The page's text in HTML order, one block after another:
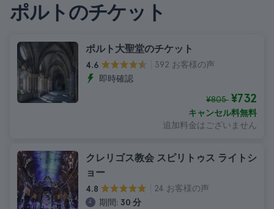
ポルトのチケット
ポルト大聖堂のチケット
4.6
392 お客様の声
即時確認
¥805 ¥732
キャンセル料無料
追加料金はございません
クレリゴス教会 スピリトゥス ライトシ
ョー
4.8
24 お客様の声
期間: 30 分